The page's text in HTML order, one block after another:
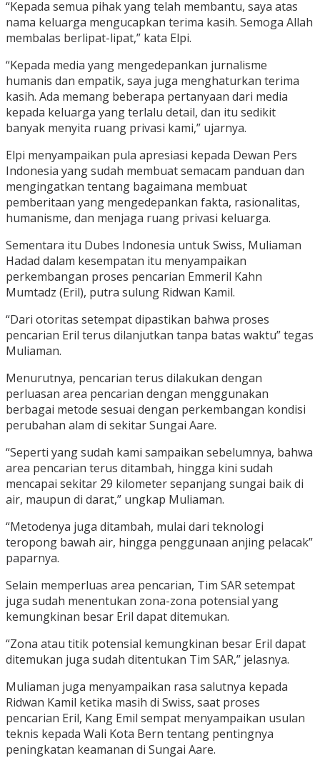
“Kepada semua pihak yang telah membantu, saya atas
nama keluarga mengucapkan terima kasih. Semoga Allah
membalas berlipat-lipat,” kata Elpi.
“Kepada media yang mengedepankan jurnalisme
humanis dan empatik, saya juga menghaturkan terima
kasih. Ada memang beberapa pertanyaan dari media
kepada keluarga yang terlalu detail, dan itu sedikit
banyak menyita ruang privasi kami,” ujarnya.
Elpi menyampaikan pula apresiasi kepada Dewan Pers
Indonesia yang sudah membuat semacam panduan dan
mengingatkan tentang bagaimana membuat
pemberitaan yang mengedepankan fakta, rasionalitas,
humanisme, dan menjaga ruang privasi keluarga.
Sementara itu Dubes Indonesia untuk Swiss, Muliaman
Hadad dalam kesempatan itu menyampaikan
perkembangan proses pencarian Emmeril Kahn
Mumtadz (Eril), putra sulung Ridwan Kamil.
“Dari otoritas setempat dipastikan bahwa proses
pencarian Eril terus dilanjutkan tanpa batas waktu” tegas
Muliaman.
Menurutnya, pencarian terus dilakukan dengan
perluasan area pencarian dengan menggunakan
berbagai metode sesuai dengan perkembangan kondisi
perubahan alam di sekitar Sungai Aare.
“Seperti yang sudah kami sampaikan sebelumnya, bahwa
area pencarian terus ditambah, hingga kini sudah
mencapai sekitar 29 kilometer sepanjang sungai baik di
air, maupun di darat,” ungkap Muliaman.
“Metodenya juga ditambah, mulai dari teknologi
teropong bawah air, hingga penggunaan anjing pelacak”
paparnya.
Selain memperluas area pencarian, Tim SAR setempat
juga sudah menentukan zona-zona potensial yang
kemungkinan besar Eril dapat ditemukan.
“Zona atau titik potensial kemungkinan besar Eril dapat
ditemukan juga sudah ditentukan Tim SAR,” jelasnya.
Muliaman juga menyampaikan rasa salutnya kepada
Ridwan Kamil ketika masih di Swiss, saat proses
pencarian Eril, Kang Emil sempat menyampaikan usulan
teknis kepada Wali Kota Bern tentang pentingnya
peningkatan keamanan di Sungai Aare.